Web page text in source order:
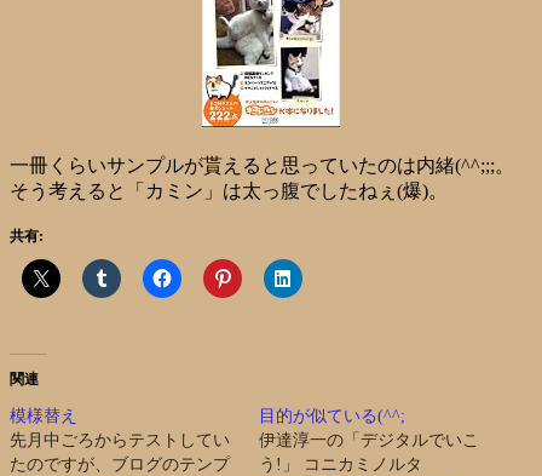
一冊くらいサンプルが貰えると思っていたのは内緒(^^;;;。
そう考えると「カミン」は太っ腹でしたねぇ(爆)。
共有:
関連
模様替え
先月中ごろからテストしてい
たのですが、ブログのテンプ
目的が似ている(^^;
伊達淳一の「デジタルでいこ
う!」 コニカミノルタ